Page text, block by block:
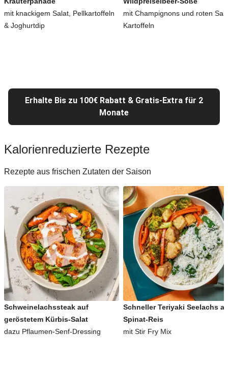
mit knackigem Salat, Pellkartoffeln
& Joghurtdip
mit Champignons und roten
Kartoffeln
Erhalte Bis zu 100€ Rabatt & Gratis-Extra für 2
Monate
Kalorienreduzierte Rezepte
Rezepte aus frischen Zutaten der Saison
Schweinelachssteak auf
geröstetem Kürbis-Salat
dazu Pflaumen-Senf-Dressing
Schneller Teriyaki Seelachs
Spinat-Reis
mit Stir Fry Mix